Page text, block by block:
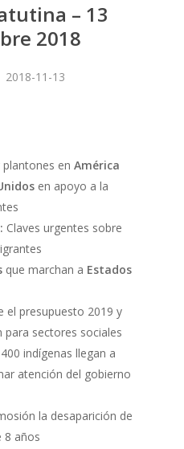
– 13
2018
2018-11-13
plantones en América
en apoyo a la
Claves urgentes sobre
que marchan a Estados
el presupuesto 2019 y
para sectores sociales
indígenas llegan a
atención del gobierno
la desaparición de
8 años